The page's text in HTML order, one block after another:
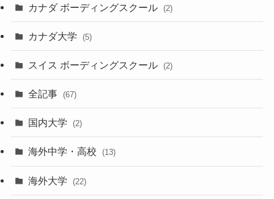
カナダ ボーディングスクール (2)
カナダ大学 (5)
スイス ボーディングスクール (2)
全記事 (67)
国内大学 (2)
海外中学・高校 (13)
海外大学 (22)